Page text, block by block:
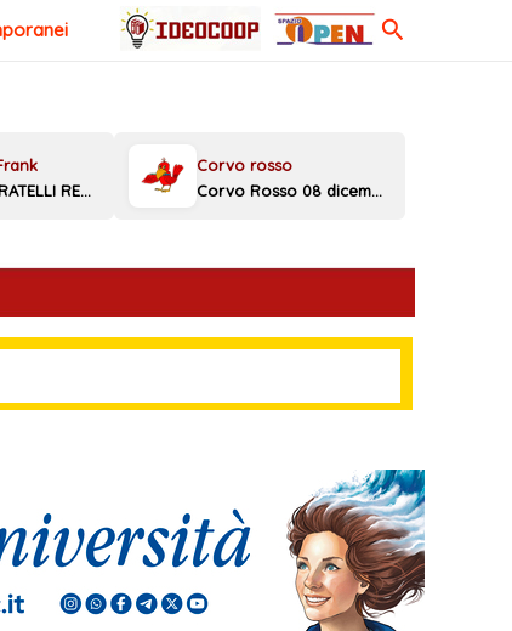
Cerca
MELONI E I FRATELLI REGGINI Corvo Rosso 08 dicembre 2025